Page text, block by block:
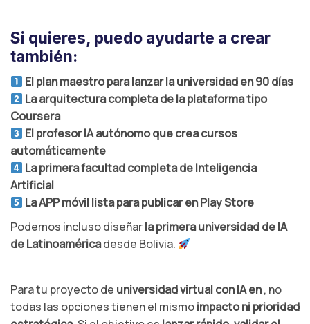
Si quieres, puedo ayudarte a crear
también:
El plan maestro para lanzar la universidad en 90 días
La arquitectura completa de la plataforma tipo
Coursera
El profesor IA autónomo que crea cursos
automáticamente
La primera facultad completa de Inteligencia
Artificial
La APP móvil lista para publicar en Play Store
Podemos incluso diseñarla primera universidad de IA
de Latinoaméricadesde Bolivia.
Para tu proyecto de universidad virtual con IA en, no
todas las opciones tienen el mismoimpacto ni prioridad